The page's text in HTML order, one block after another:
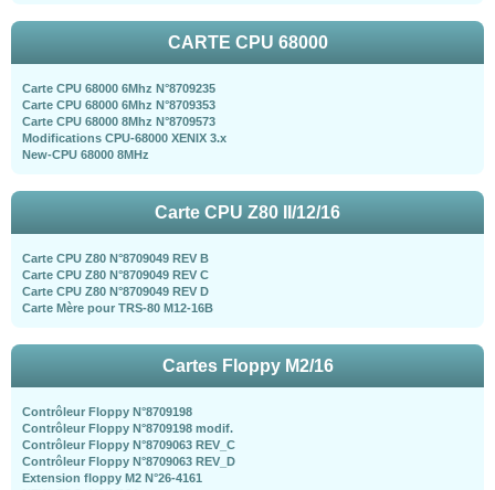
CARTE CPU 68000
Carte CPU 68000 6Mhz N°8709235
Carte CPU 68000 6Mhz N°8709353
Carte CPU 68000 8Mhz N°8709573
Modifications CPU-68000 XENIX 3.x
New-CPU 68000 8MHz
Carte CPU Z80 II/12/16
Carte CPU Z80 N°8709049 REV B
Carte CPU Z80 N°8709049 REV C
Carte CPU Z80 N°8709049 REV D
Carte Mère pour TRS-80 M12-16B
Cartes Floppy M2/16
Contrôleur Floppy N°8709198
Contrôleur Floppy N°8709198 modif.
Contrôleur Floppy N°8709063 REV_C
Contrôleur Floppy N°8709063 REV_D
Extension floppy M2 N°26-4161